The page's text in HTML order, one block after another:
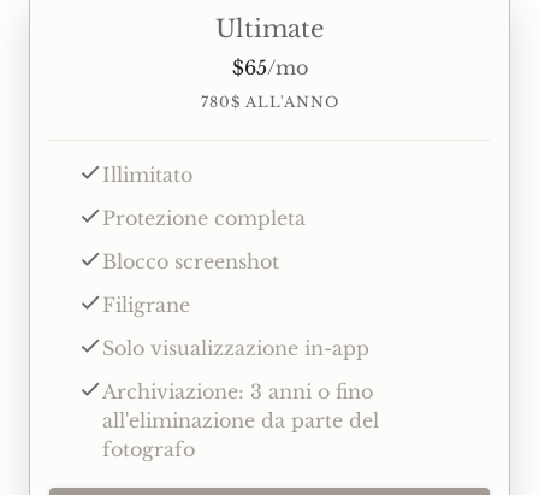
Ultimate
$65/mo
780$ ALL'ANNO
Illimitato
Protezione completa
Blocco screenshot
Filigrane
Solo visualizzazione in-app
Archiviazione: 3 anni o fino
all'eliminazione da parte del
fotografo